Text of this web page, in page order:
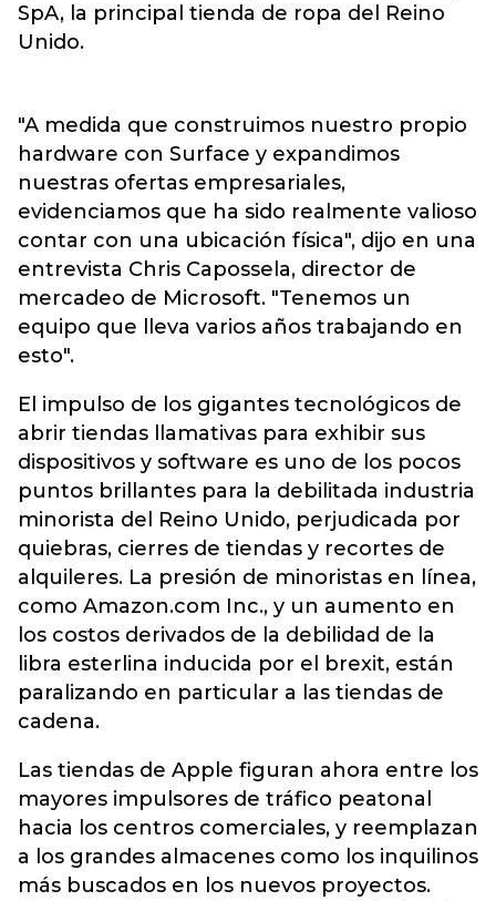
SpA, la principal tienda de ropa del Reino
Unido.
"A medida que construimos nuestro propio
hardware con Surface y expandimos
nuestras ofertas empresariales,
evidenciamos que ha sido realmente valioso
contar con una ubicación física", dijo en una
entrevista Chris Capossela, director de
mercadeo de Microsoft. "Tenemos un
equipo que lleva varios años trabajando en
esto".
El impulso de los gigantes tecnológicos de
abrir tiendas llamativas para exhibir sus
dispositivos y software es uno de los pocos
puntos brillantes para la debilitada industria
minorista del Reino Unido, perjudicada por
quiebras, cierres de tiendas y recortes de
alquileres. La presión de minoristas en línea,
como Amazon.com Inc., y un aumento en
los costos derivados de la debilidad de la
libra esterlina inducida por el brexit, están
paralizando en particular a las tiendas de
cadena.
Las tiendas de Apple figuran ahora entre los
mayores impulsores de tráfico peatonal
hacia los centros comerciales, y reemplazan
a los grandes almacenes como los inquilinos
más buscados en los nuevos proyectos.